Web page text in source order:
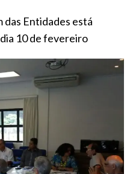
das Entidades está
10 de fevereiro